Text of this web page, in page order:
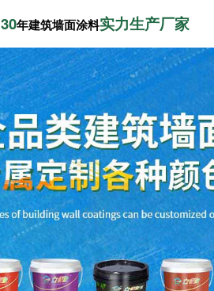
30年建筑墙面涂料实力生产厂家